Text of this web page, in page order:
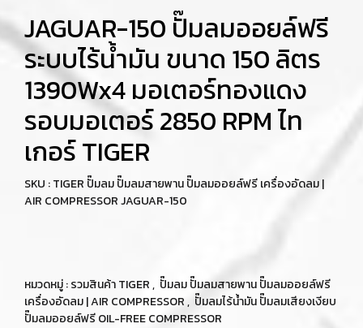
JAGUAR-150 ปั๊มลมออยล์ฟรี
ระบบไร้น้ำมัน ขนาด 150 ลิตร
1390Wx4 มอเตอร์ทองแดง
รอบมอเตอร์ 2850 RPM ไท
เกอร์ TIGER
SKU : TIGER ปั๊มลม ปั๊มลมสายพาน ปั๊มลมออยล์ฟรี เครื่องอัดลม |
AIR COMPRESSOR JAGUAR-150
หมวดหมู่ :รวมสินค้า TIGER, ปั๊มลม ปั๊มลมสายพาน ปั๊มลมออยล์ฟรี
เครื่องอัดลม | AIR COMPRESSOR, ปั๊มลมไร้น้ำมัน ปั๊มลมเสียงเงียบ
ปั๊มลมออยล์ฟรี OIL-FREE COMPRESSOR